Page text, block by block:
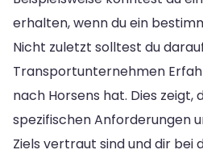
erhalten, wenn du ein
Nicht zuletzt solltest du
Transportunternehmen
nach Horsens hat. Dies zeigt,
spezifischen Anforderungen
Ziels vertraut sind und dir bei